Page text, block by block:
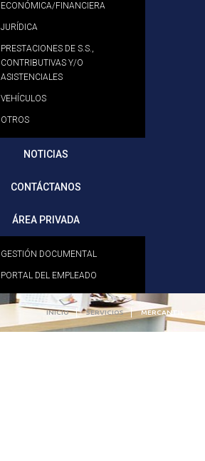
ECONÓMICA/FINANCIERA
JURÍDICA
PRESTACIONES DE S.S.,
CONTRIBUTIVAS Y/O
ASISTENCIALES
VEHÍCULOS
OTROS
NOTICIAS
CONTÁCTANOS
ÁREA PRIVADA
GESTIÓN DOCUMENTAL
PORTAL DEL EMPLEADO
INICIO SERVICIOS MERCANTIL